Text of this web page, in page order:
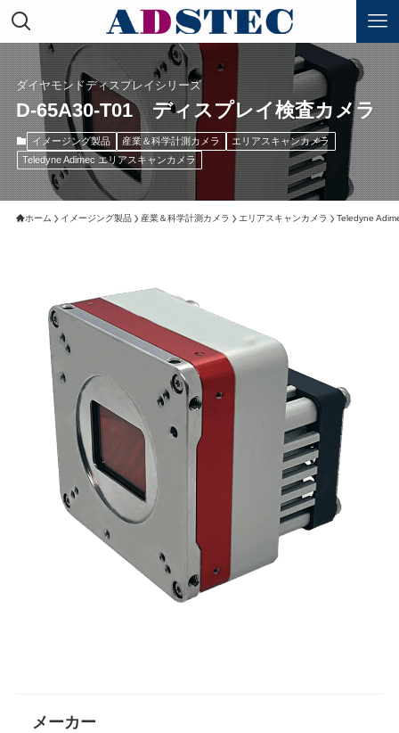
ダイヤモンドディスプレイシリーズ
D-65A30-T01 ディスプレイ検査カメラ
イメージング製品 産業＆科学計測カメラ
エリアスキャンカメラ
Teledyne Adimec エリアスキャンカメラ
ホーム イメージング製品 産業＆科学計測カメラ エリアスキャンカメラ Teledyne
メーカー